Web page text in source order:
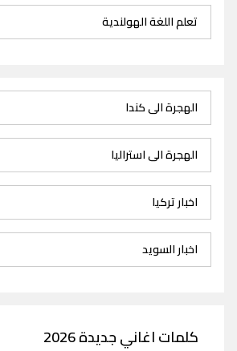
تعلم اللغة الهولندية
الهجرة الى كندا
الهجرة الى استراليا
اخبار تركيا
اخبار السويد
كلمات اغاني جديدة 2026